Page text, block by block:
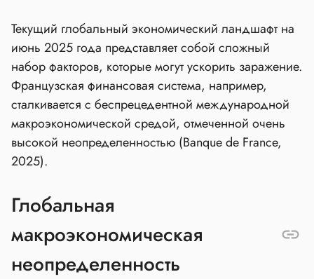
Текущий глобальный экономический ландшафт на
июнь 2025 года представляет собой сложный
набор факторов, которые могут ускорить заражение.
Французская финансовая система, например,
сталкивается с беспрецедентной международной
макроэкономической средой, отмеченной очень
высокой неопределенностью (Banque de France,
2025).
Глобальная
макроэкономическая
неопределенность